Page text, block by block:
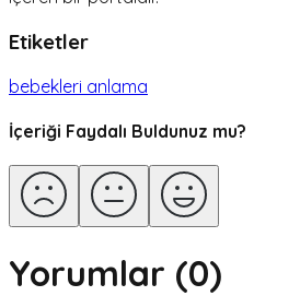
Etiketler
bebekleri anlama
İçeriği Faydalı Buldunuz mu?
Yorumlar (0)